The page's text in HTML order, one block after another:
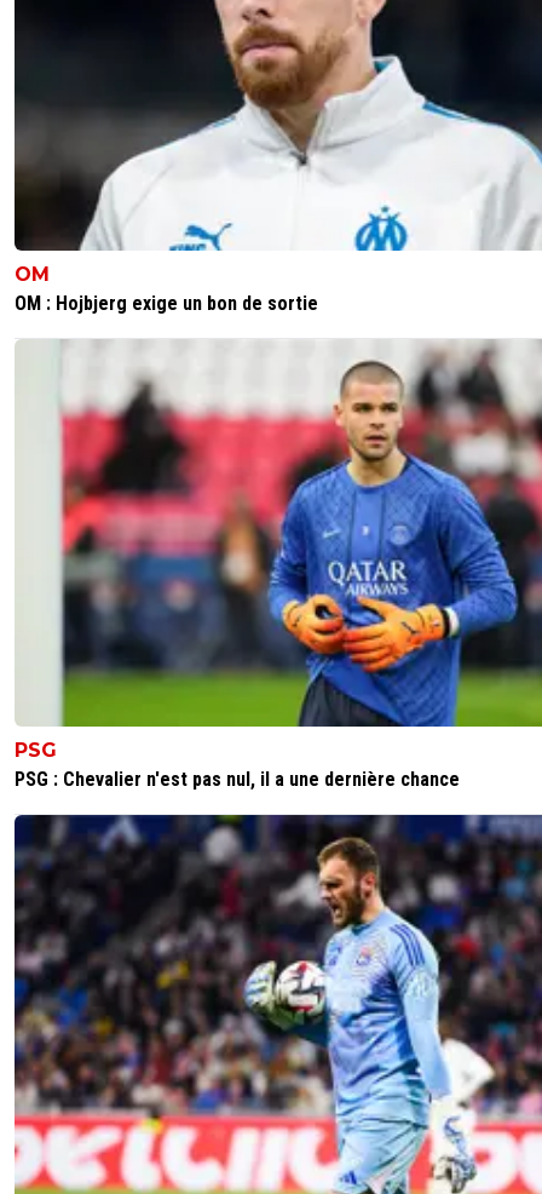
l'OM à construit son image de grand club
sacre européen, acquis sous une direction
en plus, grâce à une équipe que L'OM n'a
été capable d'atteindre, et de très loin, pelé,
papin, boli, c'est exceptionnel qu'ils se soient ts
retrouvés au club au même moment, et ne
pas de l'histoire recentes des 2 clubs... mais
tableau Excel oui l'OM est un plus grand club 👌
0+ Répondre
OM
OM : Hojbjerg exige un bon de sortie
PSG
PSG : Chevalier n'est pas nul, il a une dernière chance